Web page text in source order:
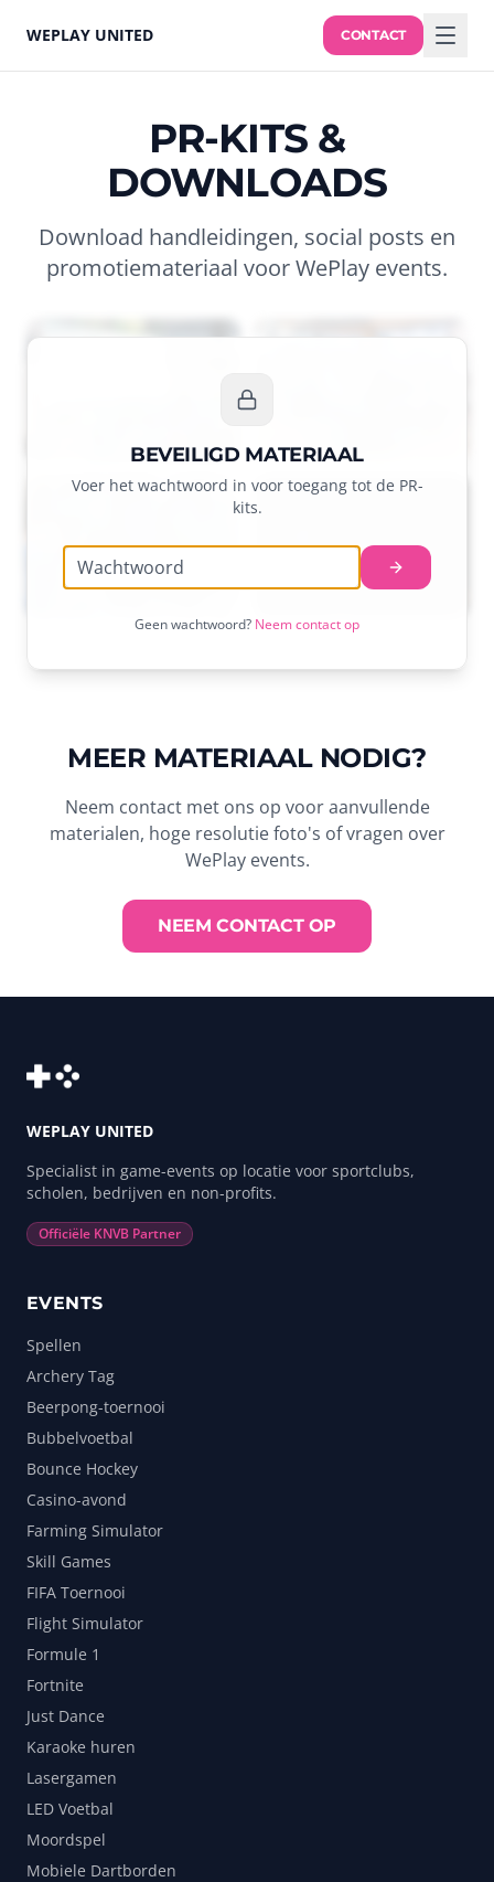
WEPLAY UNITED CONTACT
PR-KITS &
DOWNLOADS
Download handleidingen, social posts en
promotiemateriaal voor WePlay events.
BEVEILIGD MATERIAAL
Voer het wachtwoord in voor toegang tot de PR-
kits.
Geen wachtwoord? Neem contact op
MEER MATERIAAL NODIG?
Neem contact met ons op voor aanvullende
materialen, hoge resolutie foto's of vragen over
WePlay events.
NEEM CONTACT OP
WEPLAY UNITED
Specialist in game-events op locatie voor sportclubs,
scholen, bedrijven en non-profits.
Officiële KNVB Partner
EVENTS
Spellen
Archery Tag
Beerpong-toernooi
Bubbelvoetbal
Bounce Hockey
Casino-avond
Farming Simulator
Skill Games
FIFA Toernooi
Flight Simulator
Formule 1
Fortnite
Just Dance
Karaoke huren
Lasergamen
LED Voetbal
Moordspel
Mobiele Dartborden